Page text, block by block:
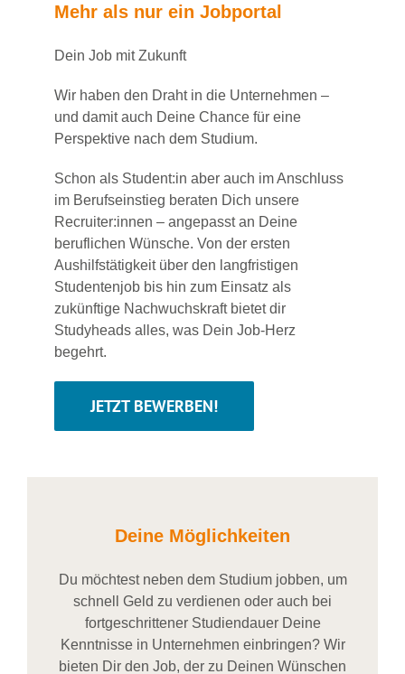
Mehr als nur ein Jobportal
Dein Job mit Zukunft
Wir haben den Draht in die Unternehmen –
und damit auch Deine Chance für eine
Perspektive nach dem Studium.
Schon als Student:in aber auch im Anschluss
im Berufseinstieg beraten Dich unsere
Recruiter:innen – angepasst an Deine
beruflichen Wünsche. Von der ersten
Aushilfstätigkeit über den langfristigen
Studentenjob bis hin zum Einsatz als
zukünftige Nachwuchskraft bietet dir
Studyheads alles, was Dein Job-Herz
begehrt.
JETZT BEWERBEN!
Deine Möglichkeiten
Du möchtest neben dem Studium jobben, um
schnell Geld zu verdienen oder auch bei
fortgeschrittener Studiendauer Deine
Kenntnisse in Unternehmen einbringen? Wir
bieten Dir den Job, der zu Deinen Wünschen